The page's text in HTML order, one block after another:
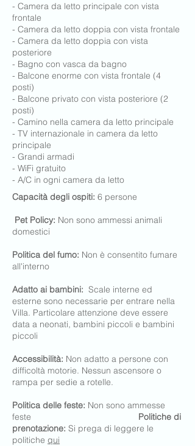
- Camera da letto principale con vista
frontale
- Camera da letto doppia con vista frontale
- Camera da letto doppia con vista
posteriore
- Bagno con vasca da bagno
- Balcone enorme con vista frontale (4
posti)
- Balcone privato con vista posteriore (2
posti)
- Camino nella camera da letto principale
- TV internazionale in camera da letto
principale
- Grandi armadi
- WiFi gratuito
- A/C in ogni camera da letto
Capacità degli ospiti: 6 persone
Pet Policy: Non sono ammessi animali
domestici
Politica del fumo: Non è consentito fumare
all'interno
Adatto ai bambini: Scale interne ed
esterne sono necessarie per entrare nella
Villa. Particolare attenzione deve essere
data a neonati, bambini piccoli e bambini
piccoli
Accessibilità: Non adatto a persone con
difficoltà motorie. Nessun ascensore o
rampa per sedie a rotelle.
Politica delle feste: Non sono ammesse
feste Politiche di
prenotazione: Si prega di leggere le
politiche qui